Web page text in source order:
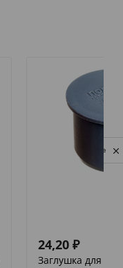
24,20 ₽
Заглушка для
Privacy notice